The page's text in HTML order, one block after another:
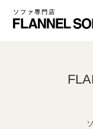
ソファ専門店